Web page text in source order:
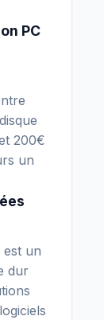
PC
200€
un
est un
dur